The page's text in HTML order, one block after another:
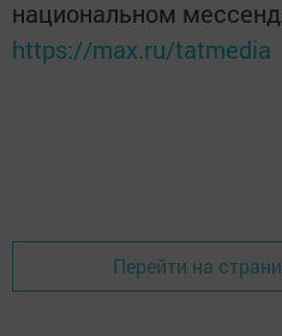
национальном
https://max.ru/tatmedia
Перейти на